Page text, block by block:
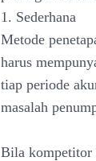
1. Sederhana
Metode
harus
tiap periode
masalah
Bila kompetitor